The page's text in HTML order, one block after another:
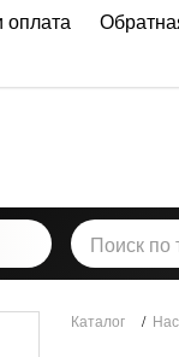
оплата
Каталог /